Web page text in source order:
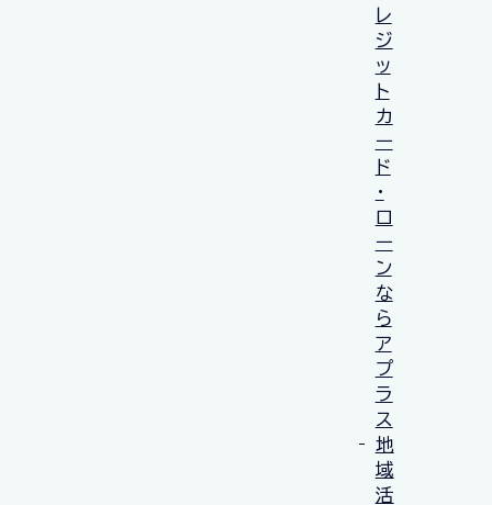
レ
ジ
ッ
ト
カ
ー
ド
・
ロ
ー
ン
な
ら
ア
プ
ラ
ス
地
域
活